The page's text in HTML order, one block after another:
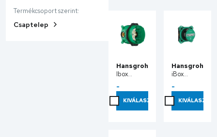
Termékcsoport szerint:
Csaptelep
Hansgrohe
Ibox
alaptest
DN15/DN20
01800180
-
KIVÁLASZT
Hansgrohe
iBox
Alaptest
01500180
-
KIVÁLASZT